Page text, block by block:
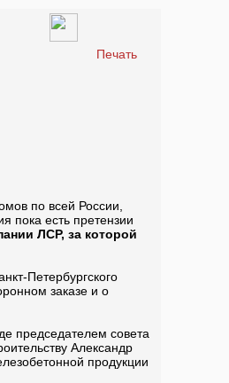
Печать
по всей России,
пока есть претензии
ЛСР, за которой
Петербургского
заказе и о
председателем совета
Александр
продукции